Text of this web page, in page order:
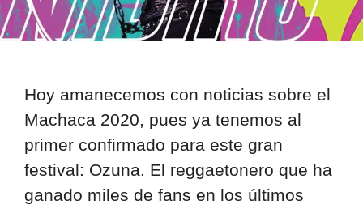
Hoy amanecemos con noticias sobre el
Machaca 2020, pues ya tenemos al
primer confirmado para este gran
festival: Ozuna. El reggaetonero que ha
ganado miles de fans en los últimos